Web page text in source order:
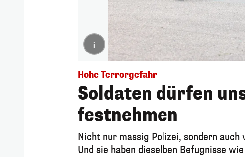
i
Hohe Terrorgefahr
Soldaten dürfen
festnehmen
Nicht nur massig Polizei, sondern
Und sie haben dieselben Befugnisse